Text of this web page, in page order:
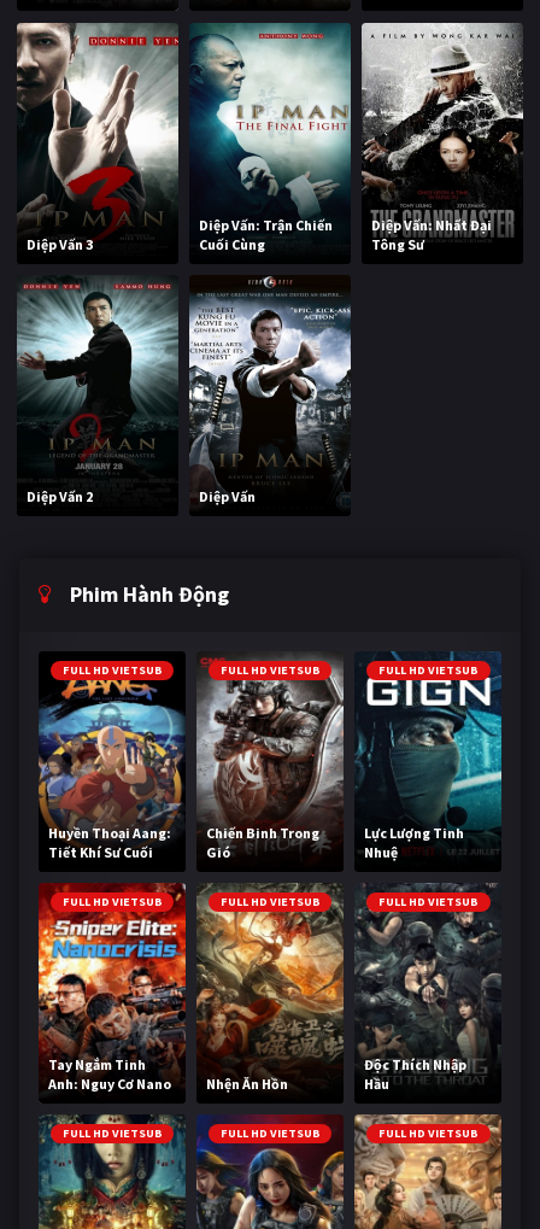
Diệp Vấn 3
Diệp Vấn: Trận Chiến
Cuối Cùng
Diệp Vấn: Nhất Đại
Tông Sư
Diệp Vấn 2 Diệp Vấn
Phim Hành Động
FULL HD VIETSUB
Huyền Thoại Aang:
Tiết Khí Sư Cuối
Cùng
FULL HD VIETSUB
Chiến Binh Trong
Gió
FULL HD VIETSUB
Lực Lượng Tinh
Nhuệ
FULL HD VIETSUB
Tay Ngắm Tinh
Anh: Nguy Cơ Nano
FULL HD VIETSUB
Nhện Ăn Hồn
FULL HD VIETSUB
Độc Thích Nhập
Hầu
FULL HD VIETSUB FULL HD VIETSUB FULL HD VIETSUB